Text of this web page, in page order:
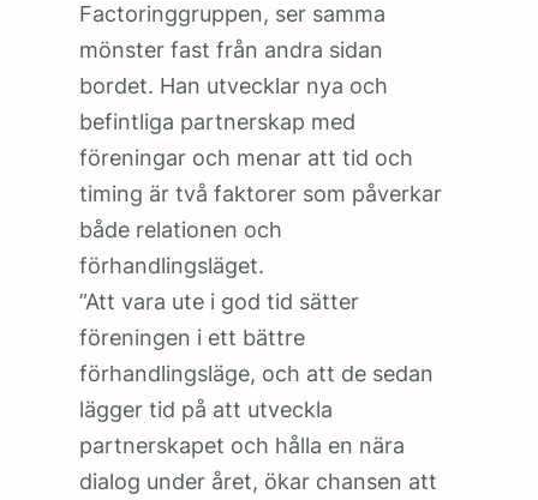
Factoringgruppen, ser samma
mönster fast från andra sidan
bordet. Han utvecklar nya och
befintliga partnerskap med
föreningar och menar att tid och
timing är två faktorer som påverkar
både relationen och
förhandlingsläget.
”Att vara ute i god tid sätter
föreningen i ett bättre
förhandlingsläge, och att de sedan
lägger tid på att utveckla
partnerskapet och hålla en nära
dialog under året, ökar chansen att